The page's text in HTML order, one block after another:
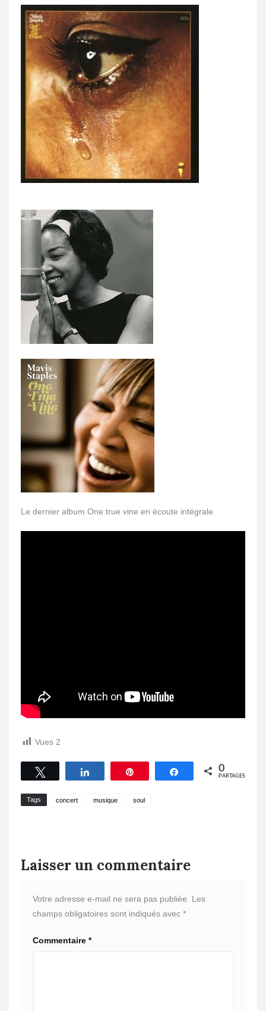
Le dernier album One true vine en écoute intégrale
Vues 2
Tweetez Partagez Partagez 0
PARTAGES
Tags concert musique soul
Laisser un commentaire
Votre adresse e-mail ne sera pas publiée.
Les
champs obligatoires sont indiqués avec *
Commentaire *